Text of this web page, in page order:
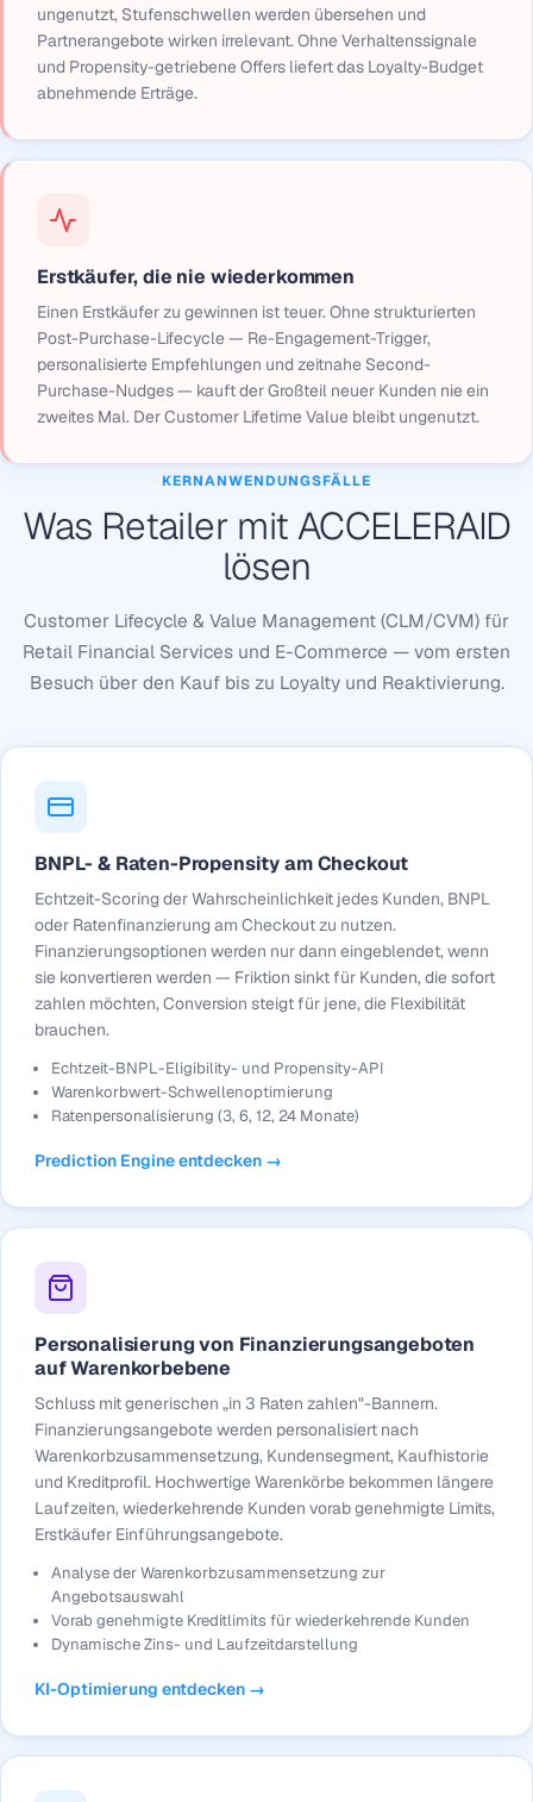
ungenutzt, Stufenschwellen werden übersehen und
Partnerangebote wirken irrelevant. Ohne Verhaltenssignale
und Propensity-getriebene Offers liefert das Loyalty-Budget
abnehmende Erträge.
Erstkäufer, die nie wiederkommen
Einen Erstkäufer zu gewinnen ist teuer. Ohne strukturierten
Post-Purchase-Lifecycle — Re-Engagement-Trigger,
personalisierte Empfehlungen und zeitnahe Second-
Purchase-Nudges — kauft der Großteil neuer Kunden nie ein
zweites Mal. Der Customer Lifetime Value bleibt ungenutzt.
KERNANWENDUNGSFÄLLE
Was Retailer mit ACCELERAID
lösen
Customer Lifecycle & Value Management (CLM/CVM) für
Retail Financial Services und E-Commerce — vom ersten
Besuch über den Kauf bis zu Loyalty und Reaktivierung.
BNPL- & Raten-Propensity am Checkout
Echtzeit-Scoring der Wahrscheinlichkeit jedes Kunden, BNPL
oder Ratenfinanzierung am Checkout zu nutzen.
Finanzierungsoptionen werden nur dann eingeblendet, wenn
sie konvertieren werden — Friktion sinkt für Kunden, die sofort
zahlen möchten, Conversion steigt für jene, die Flexibilität
brauchen.
Echtzeit-BNPL-Eligibility- und Propensity-API
Warenkorbwert-Schwellenoptimierung
Ratenpersonalisierung (3, 6, 12, 24 Monate)
Prediction Engine entdecken →
Personalisierung von Finanzierungsangeboten
auf Warenkorbebene
Schluss mit generischen „in 3 Raten zahlen"-Bannern.
Finanzierungsangebote werden personalisiert nach
Warenkorbzusammensetzung, Kundensegment, Kaufhistorie
und Kreditprofil. Hochwertige Warenkörbe bekommen längere
Laufzeiten, wiederkehrende Kunden vorab genehmigte Limits,
Erstkäufer Einführungsangebote.
Analyse der Warenkorbzusammensetzung zur
Angebotsauswahl
Vorab genehmigte Kreditlimits für wiederkehrende Kunden
Dynamische Zins- und Laufzeitdarstellung
KI-Optimierung entdecken →